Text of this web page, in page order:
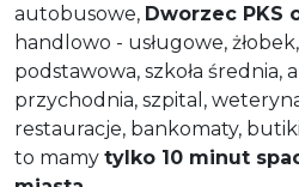
autobusowe, Dworzec PKS
handlowo - usługowe,
podstawowa, szkoła średnia,
przychodnia, szpital,
restauracje, bankomaty,
to mamy tylko 10 minut